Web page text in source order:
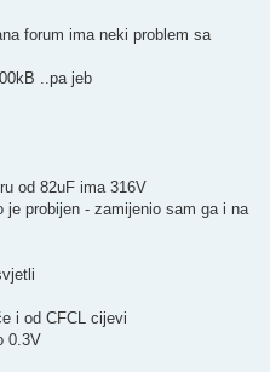
forum ima neki problem sa
..pa jeb
od 82uF ima 316V
probijen - zamijenio sam ga i na
i od CFCL cijevi
0.3V